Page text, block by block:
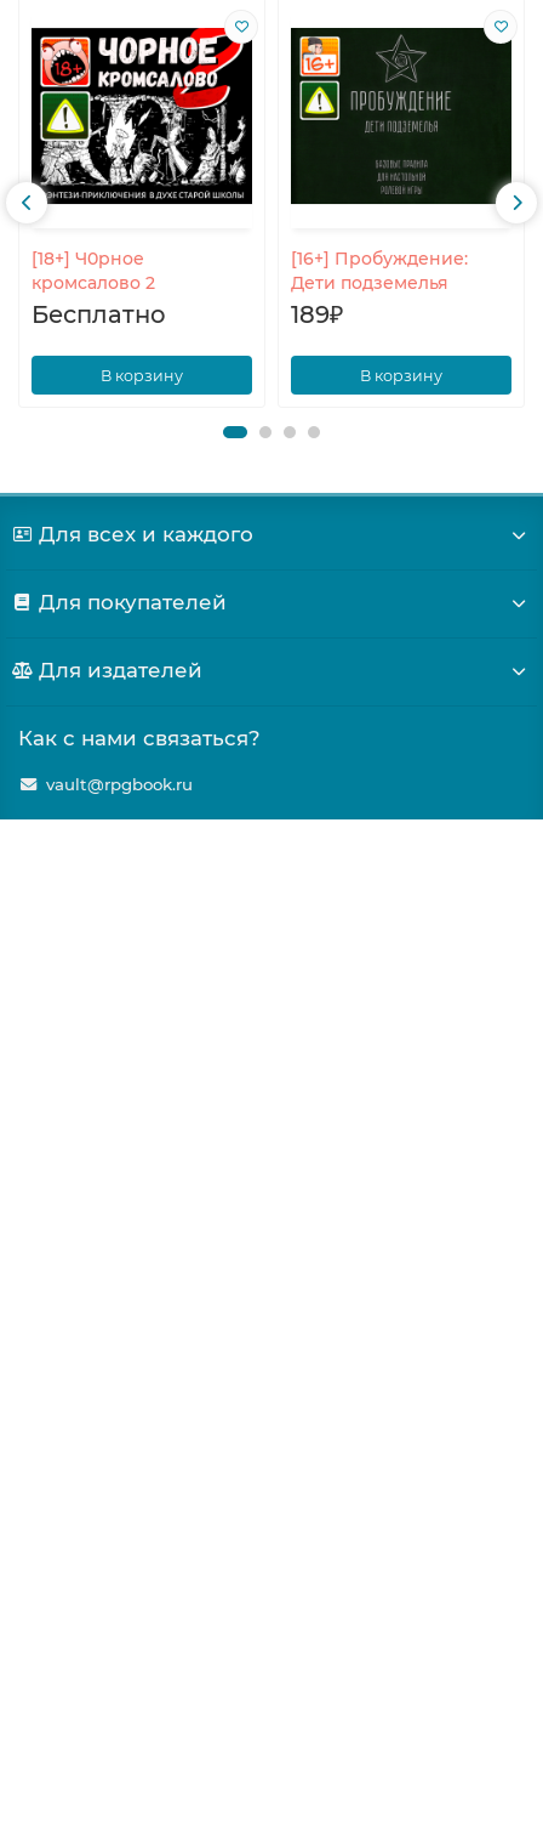
[18+] Ч0рное
кромсалово 2
Бесплатно
В корзину
[16+] Пробуждение:
Дети подземелья
189₽
В корзину
Для всех и каждого
Для покупателей
Для издателей
Как с нами связаться?
vault@rpgbook.ru